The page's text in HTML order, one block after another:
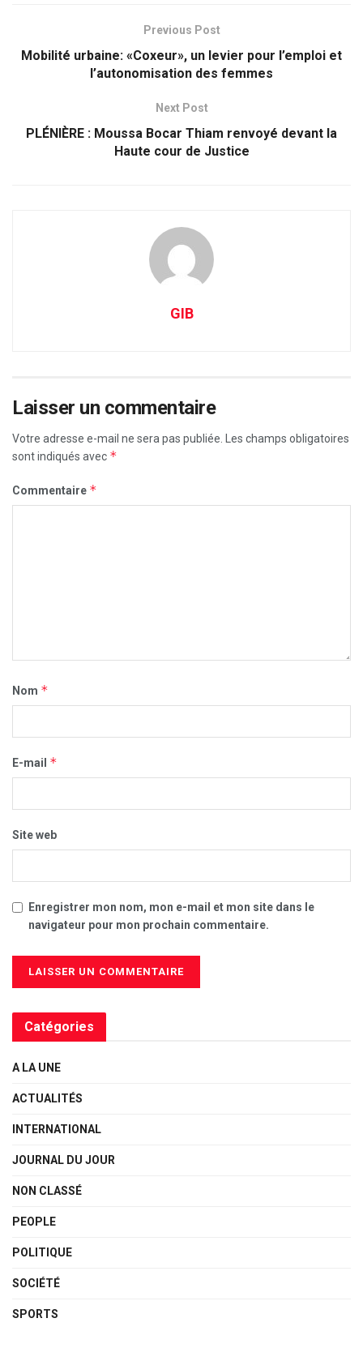
Previous Post
Mobilité urbaine: «Coxeur», un levier pour l’emploi et
l’autonomisation des femmes
Next Post
PLÉNIÈRE : Moussa Bocar Thiam renvoyé devant la
Haute cour de Justice
GIB
Laisser un commentaire
Votre adresse e-mail ne sera pas publiée.
Les champs obligatoires
sont indiqués avec *
Commentaire *
Nom *
E-mail *
Site web
Enregistrer mon nom, mon e-mail et mon site dans le
navigateur pour mon prochain commentaire.
Catégories
A LA UNE
ACTUALITÉS
INTERNATIONAL
JOURNAL DU JOUR
NON CLASSÉ
PEOPLE
POLITIQUE
SOCIÉTÉ
SPORTS